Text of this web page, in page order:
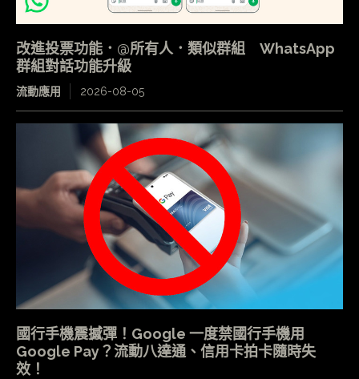
改進投票功能．@所有人．類似群組 WhatsApp
群組對話功能升級
流動應用 2026-08-05
國行手機震撼彈！Google 一度禁國行手機用
Google Pay？流動八達通、信用卡拍卡隨時失
效！